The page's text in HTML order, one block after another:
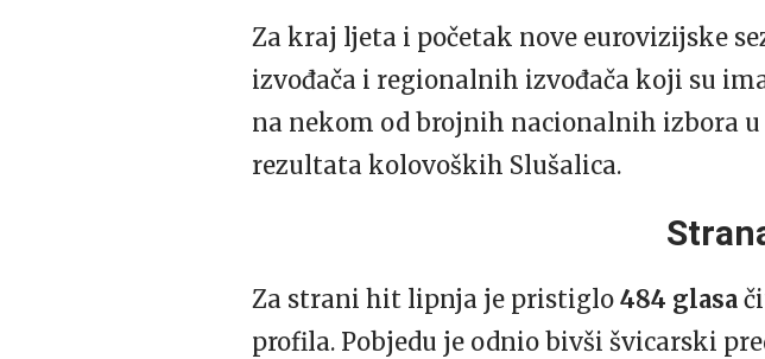
Za kraj ljeta i početak nove eurovizijske
izvođača i regionalnih izvođača koji su
na nekom od brojnih nacionalnih izbora
rezultata kolovoških Slušalica.
Za strani hit lipnja je pristiglo 484 glasa
profila. Pobjedu je odnio bivši švicarski